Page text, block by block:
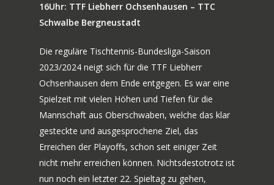
16Uhr: TTF Liebherr Ochsenhausen – TTC
Schwalbe Bergneustadt
Die reguläre Tischtennis-Bundesliga-Saison
2023/2024 neigt sich für die TTF Liebherr
Ochsenhausen dem Ende entgegen. Es war eine
Spielzeit mit vielen Höhen und Tiefen für die
Mannschaft aus Oberschwaben, welche das klar
gesteckte und ausgesprochene Ziel, das
Erreichen der Playoffs, schon seit einiger Zeit
nicht mehr erreichen können. Nichtsdestotrotz ist
nun noch ein letzter 22. Spieltag zu gehen,